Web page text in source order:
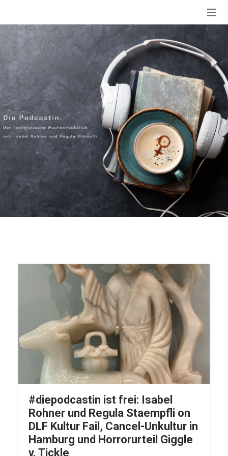
#diepodcastin ist frei: Isabel
Rohner und Regula Staempfli on
DLF Kultur Fail, Cancel-Unkultur in
Hamburg und Horrorurteil Giggle
v. Tickle